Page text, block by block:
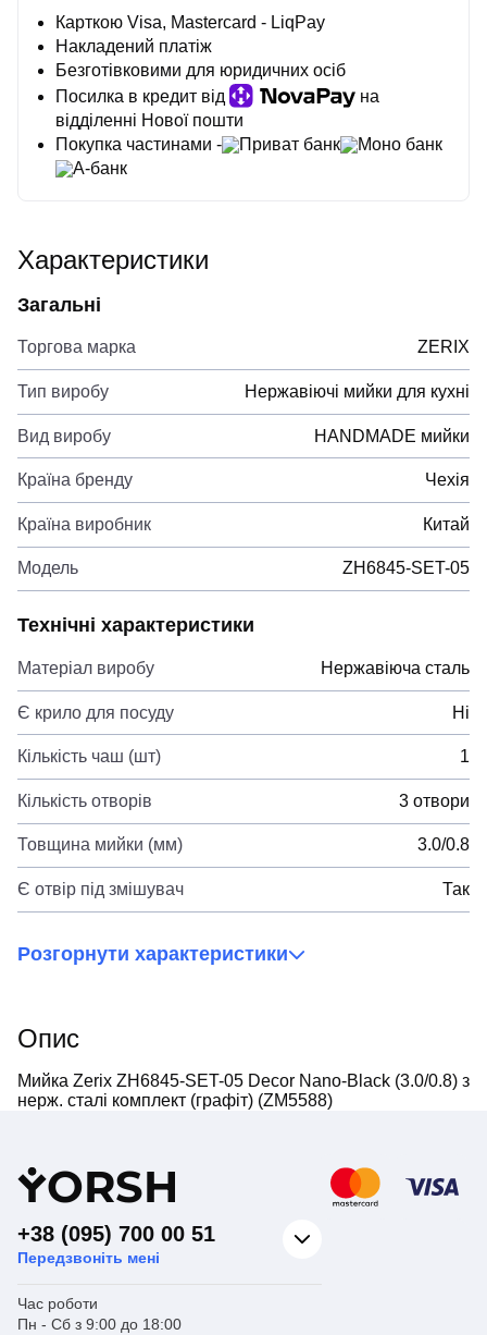
Карткою Visa, Mastercard - LiqPay
Накладений платіж
Безготівковими для юридичних осіб
Посилка в кредит від
на
відділенні Нової пошти
Покупка частинами -
Приват банк
Моно банк
А-банк
Характеристики
Загальні
Торгова марка ZERIX
Тип виробу Нержавіючі мийки для кухні
Вид виробу HANDMADE мийки
Країна бренду Чехія
Країна виробник Китай
Модель ZH6845-SET-05
Технічні характеристики
Матеріал виробу Нержавіюча сталь
Є крило для посуду Ні
Кількість чаш (шт) 1
Кількість отворів 3 отвори
Товщина мийки (мм) 3.0/0.8
Є отвір під змішувач Так
Розгорнути характеристики
Опис
Мийка Zerix ZH6845-SET-05 Decor Nano-Black (3.0/0.8) з
нерж. сталі комплект (графіт) (ZM5588)
YORSH
+38 (095) 700 00 51
Передзвоніть мені
Час роботи
Пн - Сб з 9:00 до 18:00